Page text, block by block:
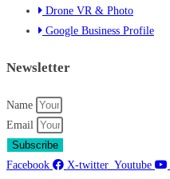
Drone VR & Photo
Google Business Profile
Newsletter
Name
Email
Subscribe
Facebook
X-twitter Youtube